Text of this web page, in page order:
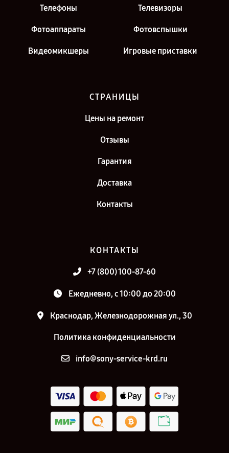
Телефоны Телевизоры
Фотоаппараты Фотовспышки
Видеомикшеры Игровые приставки
СТРАНИЦЫ
Цены на ремонт
Отзывы
Гарантия
Доставка
Контакты
КОНТАКТЫ
+7 (800) 100-87-60
Ежедневно, с 10:00 до 20:00
Краснодар, Железнодорожная ул., 30
Политика конфиденциальности
info@sony-service-krd.ru